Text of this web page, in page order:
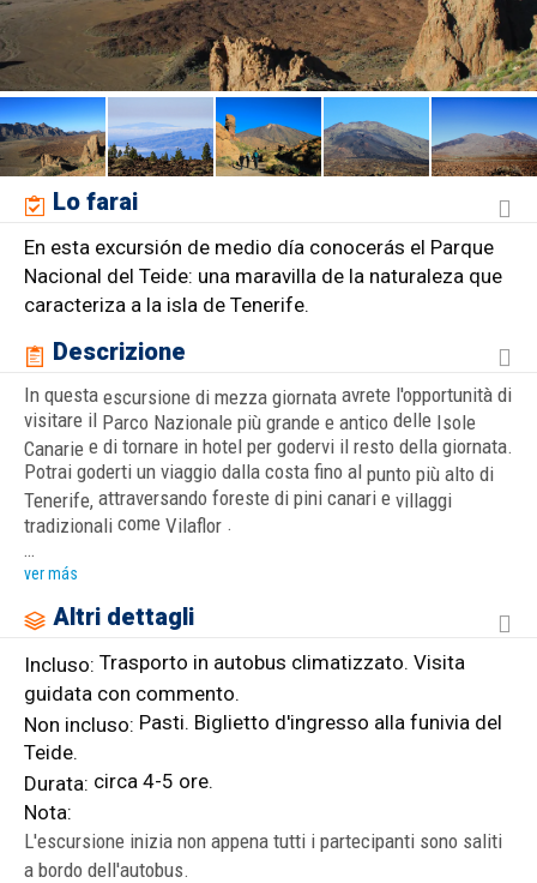
Lo farai
En esta excursión de medio día conocerás el Parque
Nacional del Teide: una maravilla de la naturaleza que
caracteriza a la isla de Tenerife.
Descrizione
In questa escursione di mezza giornata avrete l'opportunità di
visitare il Parco Nazionale più grande e antico delle Isole
Canarie e di tornare in hotel per godervi il resto della giornata.
Potrai goderti un viaggio dalla costa fino al punto più alto di
Tenerife, attraversando foreste di pini canari e villaggi
tradizionali come Vilaflor .
…
ver más
Altri dettagli
Incluso: Trasporto in autobus climatizzato. Visita
guidata con commento.
Non incluso: Pasti. Biglietto d'ingresso alla funivia del
Teide.
Durata: circa 4-5 ore.
Nota:
L'escursione inizia non appena tutti i partecipanti sono saliti
a bordo dell'autobus.